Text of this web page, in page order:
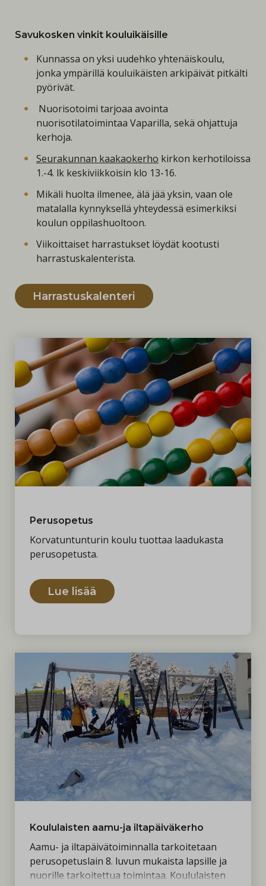
Savukosken vinkit kouluikäisille
Kunnassa on yksi uudehko yhtenäiskoulu,
jonka ympärillä kouluikäisten arkipäivät pitkälti
pyörivät.
Nuorisotoimi tarjoaa avointa
nuorisotilatoimintaa Vaparilla, sekä ohjattuja
kerhoja.
Seurakunnan kaakaokerho kirkon kerhotiloissa
1.-4. lk keskiviikkoisin klo 13-16.
Mikäli huolta ilmenee, älä jää yksin, vaan ole
matalalla kynnyksellä yhteydessä esimerkiksi
koulun oppilashuoltoon.
Viikoittaiset harrastukset löydät kootusti
harrastuskalenterista.
Harrastuskalenteri
Perusopetus
Korvatuntunturin koulu tuottaa laadukasta
perusopetusta.
Lue lisää
Koululaisten aamu-ja iltapäiväkerho
Aamu- ja iltapäivätoiminnalla tarkoitetaan
perusopetuslain 8. luvun mukaista lapsille ja
nuorille tarkoitettua toimintaa. Koululaisten